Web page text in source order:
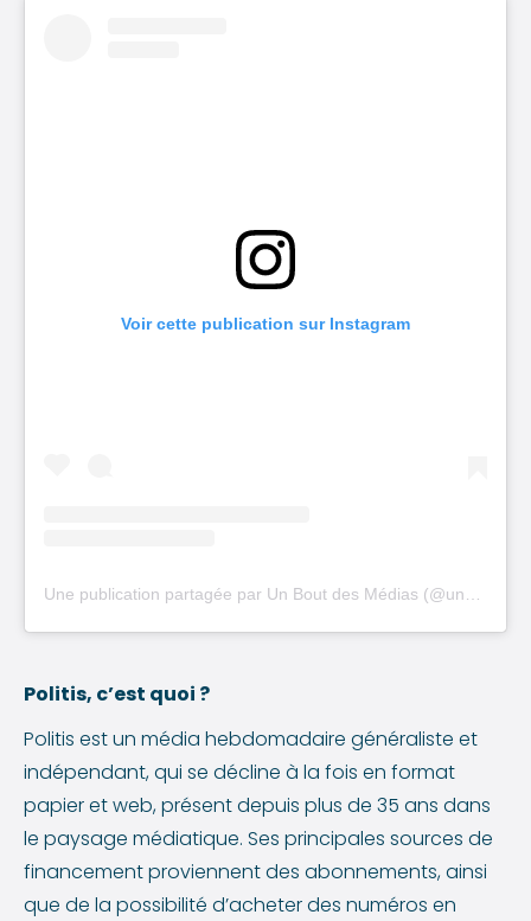
Voir cette publication sur Instagram
Une publication partagée par Un Bout des Médias (@unboutdesmedias)
Politis, c’est quoi ?
Politis est un média hebdomadaire généraliste et
indépendant, qui se décline à la fois en format
papier et web, présent depuis plus de 35 ans dans
le paysage médiatique. Ses principales sources de
financement proviennent des abonnements, ainsi
que de la possibilité d’acheter des numéros en